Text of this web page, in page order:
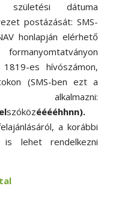
dátuma
postázását: SMS-
honlapján elérhető
es hívószámon,
(SMS-ben ezt a
szóközééééhhnn).
a korábbi
is lehet rendelkezni